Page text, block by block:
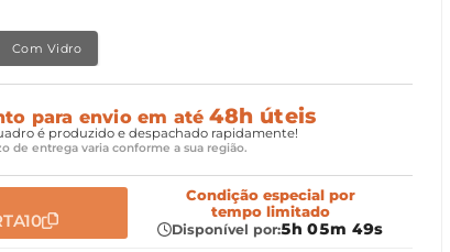
Com Vidro
para envio em até48h úteis
é produzido e despachado rapidamente!
de entrega varia conforme a sua região.
Condição especialpor
tempo limitado
Disponível por:5h 05m 47s